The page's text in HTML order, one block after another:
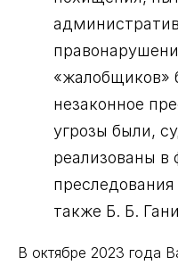
«жалобщиков»
незаконное
угрозы были,
реализованы в
также Б. Б.
В октябре 2023 года